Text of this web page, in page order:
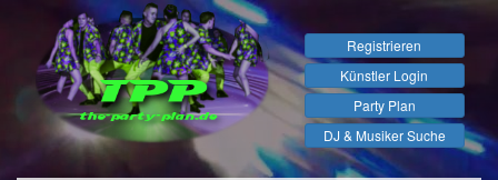
Registrieren
Künstler Login
Party Plan
DJ & Musiker Suche